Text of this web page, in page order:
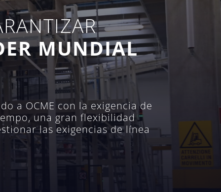
MUNDIAL
a OCME con la exigencia de
una gran flexibilidad
las exigencias de línea